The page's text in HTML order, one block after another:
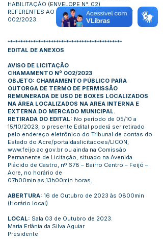
HABILITAÇÃO (ENVELOPE N°. 02)
REFERENTES AO CHAMAMENTO PÚBLICO N°
002/2023.
*********************************************
EDITAL DE ANEXOS
AVISO DE LICITAÇÃO
CHAMAMENTO Nº 002/2023
OBJETO: CHAMAMENTO PÚBLICO PARA
OUTORGA DE TERMO DE PERMISSÃO
REMUNERADA DE USO DE BOXES LOCALIZADOS
NA ÁREA LOCALIZADOS NA AREA INTERNA E
EXTERNA DO MERCADO MUNICIPAL.
RETIRADA DO EDITAL: No período de 05/10 a
15/10/2023, o presente Edital poderá ser retirado
pelo endereço eletrônico do Tribunal de contas do
Estado do Acre/portaldaslicitacoes/LICON,
www.feijo.ac.gov.br ou ainda na Comissão
Permanente de Licitação, situado na Avenida
Plácido de Castro, nº 678 – Bairro Centro – Feijó –
Acre, no horário de
07h00min as 13h00min horas.
ABERTURA: 16 de Outubro de 2023 às 0800min
(Horário local)
LOCAL: Sala 03 de Outubro de 2023.
Maria Erlânia da Silva Aguiar
Presidente